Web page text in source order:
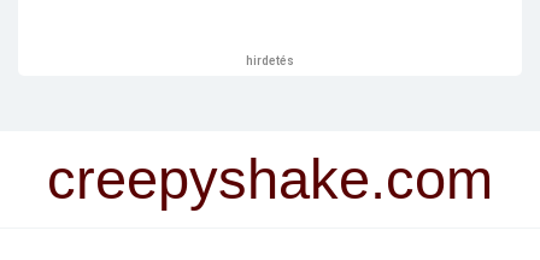
hirdetés
creepyshake.com